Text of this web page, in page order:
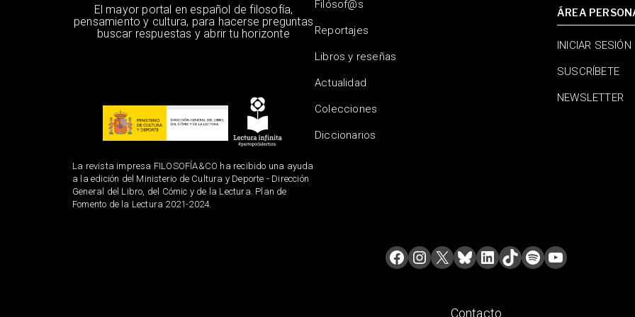
El mayor portal en español de filosofía,
pensamiento y cultura, para hacerse preguntas
buscar respuestas y abrir tu horizonte
La revista impresa FILOSOFÍA&CO ha recibido una ayuda
a la edición del Ministerio de Cultura y Deporte - Dirección
General del Libro, del Cómic y de la Lectura. Plan de
Fomento de la Lectura 2021-2024.
Filósof@s
Reportajes
Libros y reseñas
Actualidad
Colecciones
Diccionarios
ÁREA
INICIAR SESIÓN
SUSCRÍBETE
NEWSLETTER
Contacto